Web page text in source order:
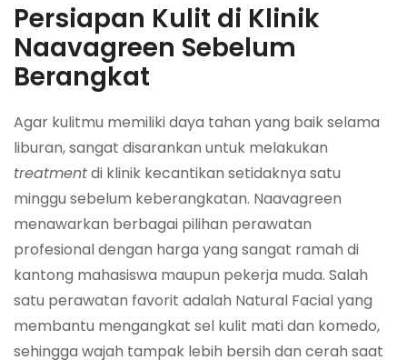
Persiapan Kulit di Klinik
Naavagreen Sebelum
Berangkat
Agar kulitmu memiliki daya tahan yang baik selama
liburan, sangat disarankan untuk melakukan
treatmentdi klinik kecantikan setidaknya satu
minggu sebelum keberangkatan. Naavagreen
menawarkan berbagai pilihan perawatan
profesional dengan harga yang sangat ramah di
kantong mahasiswa maupun pekerja muda. Salah
satu perawatan favorit adalah Natural Facial yang
membantu mengangkat sel kulit mati dan komedo,
sehingga wajah tampak lebih bersih dan cerah saat